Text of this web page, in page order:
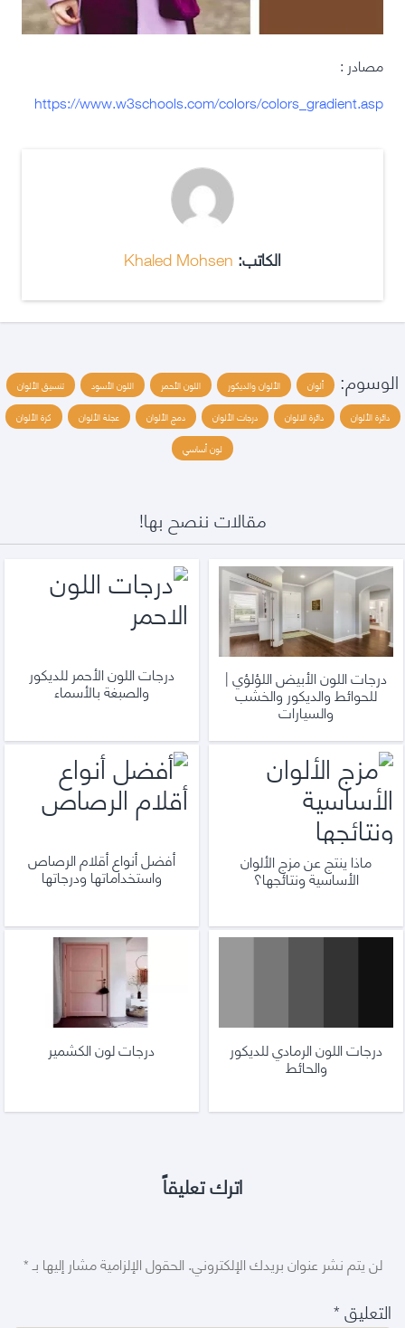
مصادر :
https://www.w3schools.com/colors/colors_gradient.asp
الكاتب: Khaled Mohsen
الوسوم: ألوان الألوان والديكور اللون الأحمر اللون الأسود
تنسيق الألوان
دائرة الألوان
دائرة الالوان درجات الألوان دمج الألوان عجلة الألوان
كرة الألوان
لون أساسي
مقالات ننصح بها!
درجات اللون الأبيض اللؤلؤي |
للحوائط والديكور والخشب
والسيارات
درجات اللون الأحمر للديكور
والصبغة بالأسماء
ماذا ينتج عن مزج الألوان
الأساسية ونتائجها؟
أفضل أنواع أقلام الرصاص
واستخداماتها ودرجاتها
درجات اللون الرمادي للديكور
والحائط
درجات لون الكشمير
اترك تعليقاً
لن يتم نشر عنوان بريدك الإلكتروني.الحقول الإلزامية مشار إليها بـ*
التعليق*